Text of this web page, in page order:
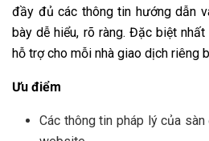
đầy đủ các thông tin hướng dẫn
bày dễ hiểu, rõ ràng. Đặc biệt
hỗ trợ cho mỗi nhà giao dịch riêng
Ưu điểm
Các thông tin pháp lý của